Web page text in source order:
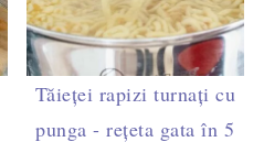
Tăieței rapizi turnați cu
punga - rețeta gata în 5